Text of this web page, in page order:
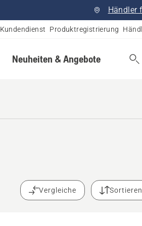
Händler
Kundendienst Produktregistrierung
Neuheiten & Angebote
Vergleiche